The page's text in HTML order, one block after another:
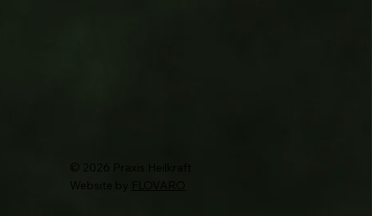
© 2026 Praxis Heilkraft
Website by
FLOVARO